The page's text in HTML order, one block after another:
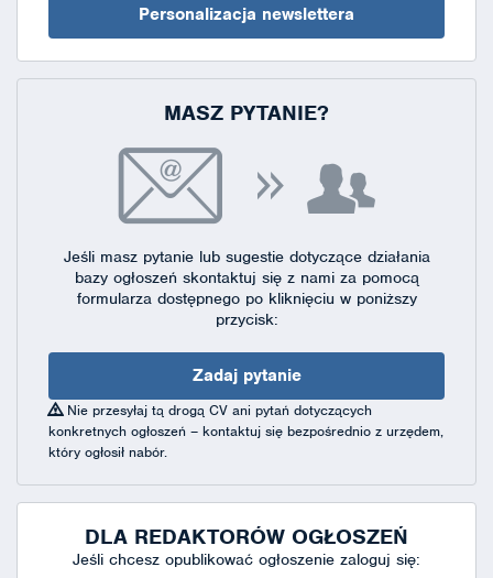
Personalizacja newslettera
MASZ PYTANIE?
Jeśli masz pytanie lub sugestie dotyczące działania
bazy ogłoszeń skontaktuj się z nami za pomocą
formularza dostępnegopo kliknięciu w poniższy
przycisk:
Zadaj pytanie
Nie przesyłaj tą drogą CV ani pytań dotyczących
konkretnych ogłoszeń – kontaktuj się bezpośrednio z urzędem,
który ogłosił nabór.
DLA REDAKTORÓW OGŁOSZEŃ
Jeśli chcesz opublikować ogłoszenie zaloguj się: